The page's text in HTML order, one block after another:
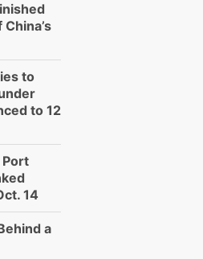
to
to 12
Port
14
a